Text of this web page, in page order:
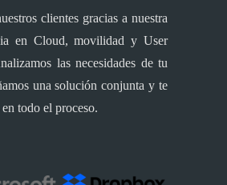
clientes gracias a nuestra
en Cloud, movilidad y User
las necesidades de tu
una solución conjunta y te
todo el proceso.